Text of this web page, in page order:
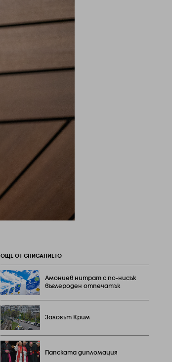
ОЩЕ ОТ СПИСАНИЕТО
Амониев нитрат с по-нисък
въглероден отпечатък
Залогът Крим
Папската дипломация